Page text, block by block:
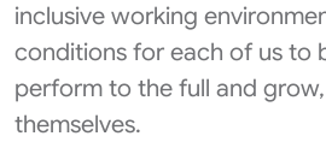
inclusive working
conditions for each of us to
perform to the full and
themselves.